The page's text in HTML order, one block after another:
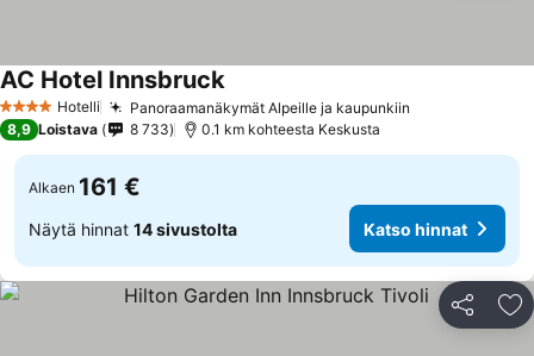
4 Tähtiluokitus
Hotelli Panoraamanäkymät Alpeille ja kaupunkiin
AC Hotel Innsbruck
8,9 Loistava 8 733 0.1 km kohteesta Keskusta
Alkaen 161 €
Näytä hinnat 14 sivustolta Katso hinnat
Jaa